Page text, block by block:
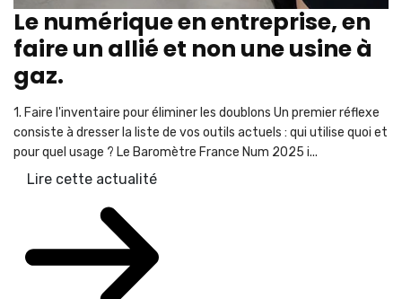
Le numérique en entreprise, en
faire un allié et non une usine à
gaz.
1. Faire l'inventaire pour éliminer les doublons Un premier réflexe
consiste à dresser la liste de vos outils actuels : qui utilise quoi et
pour quel usage ? Le Baromètre France Num 2025 i...
Lire cette actualité